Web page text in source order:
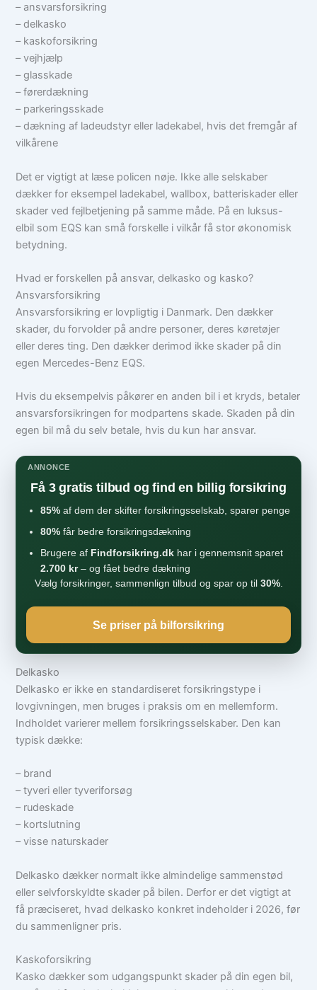
– ansvarsforsikring
– delkasko
– kaskoforsikring
– vejhjælp
– glasskade
– førerdækning
– parkeringsskade
– dækning af ladeudstyr eller ladekabel, hvis det fremgår af
vilkårene
Det er vigtigt at læse policen nøje. Ikke alle selskaber
dækker for eksempel ladekabel, wallbox, batteriskader eller
skader ved fejlbetjening på samme måde. På en luksus-
elbil som EQS kan små forskelle i vilkår få stor økonomisk
betydning.
Hvad er forskellen på ansvar, delkasko og kasko?
Ansvarsforsikring
Ansvarsforsikring er lovpligtig i Danmark. Den dækker
skader, du forvolder på andre personer, deres køretøjer
eller deres ting. Den dækker derimod ikke skader på din
egen Mercedes-Benz EQS.
Hvis du eksempelvis påkører en anden bil i et kryds, betaler
ansvarsforsikringen for modpartens skade. Skaden på din
egen bil må du selv betale, hvis du kun har ansvar.
ANNONCE
Få 3 gratis tilbud og find en billig forsikring
85% af dem der skifter forsikringsselskab, sparer penge
80% får bedre forsikringsdækning
Brugere af Findforsikring.dk har i gennemsnit sparet
2.700 kr– og fået bedre dækning
Vælg forsikringer, sammenlign tilbud og spar op til 30%.
Se priser på bilforsikring
Delkasko
Delkasko er ikke en standardiseret forsikringstype i
lovgivningen, men bruges i praksis om en mellemform.
Indholdet varierer mellem forsikringsselskaber. Den kan
typisk dække:
– brand
– tyveri eller tyveriforsøg
– rudeskade
– kortslutning
– visse naturskader
Delkasko dækker normalt ikke almindelige sammenstød
eller selvforskyldte skader på bilen. Derfor er det vigtigt at
få præciseret, hvad delkasko konkret indeholder i 2026, før
du sammenligner pris.
Kaskoforsikring
Kasko dækker som udgangspunkt skader på din egen bil,